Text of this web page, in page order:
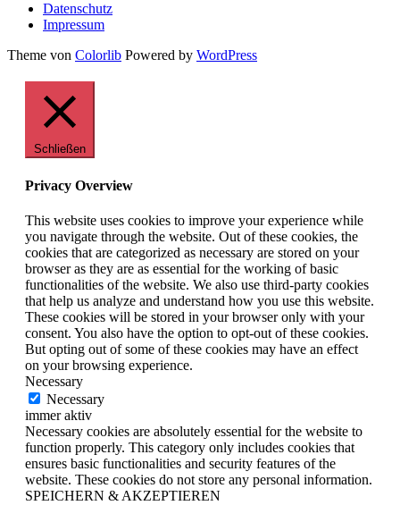
Datenschutz
Impressum
Theme von Colorlib Powered by WordPress
Schließen
Privacy Overview
This website uses cookies to improve your experience while
you navigate through the website. Out of these cookies, the
cookies that are categorized as necessary are stored on your
browser as they are as essential for the working of basic
functionalities of the website. We also use third-party cookies
that help us analyze and understand how you use this website.
These cookies will be stored in your browser only with your
consent. You also have the option to opt-out of these cookies.
But opting out of some of these cookies may have an effect
on your browsing experience.
Necessary
Necessary
immer aktiv
Necessary cookies are absolutely essential for the website to
function properly. This category only includes cookies that
ensures basic functionalities and security features of the
website. These cookies do not store any personal information.
SPEICHERN & AKZEPTIEREN